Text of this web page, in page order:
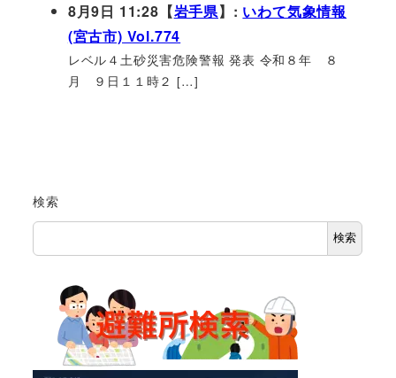
8月9日 11:28【岩手県】: いわて気象情報
(宮古市) Vol.774
レベル４土砂災害危険警報 発表 令和８年 ８
月 ９日１１時２ […]
検索
検索